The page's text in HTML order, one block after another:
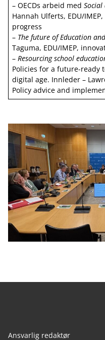
– OECDs arbeid med
Hannah Ulferts, EDU/
progress
– The future of Education
Taguma, EDU/IMEP,
–Resourcing school
Policies for a future-ready
digital age. Innleder –
Policy advice and
Ansvarlig redaktør